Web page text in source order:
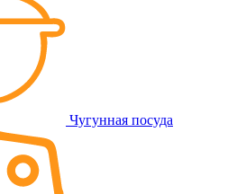
Чугунная посуда